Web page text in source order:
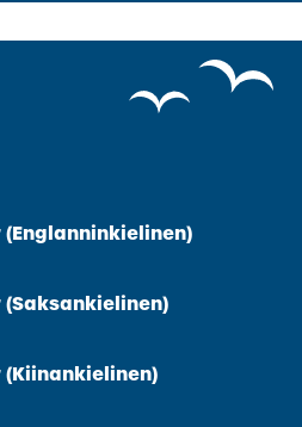
(saksankielinen)
(kiinankielinen)